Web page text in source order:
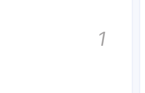
网页自动化
1